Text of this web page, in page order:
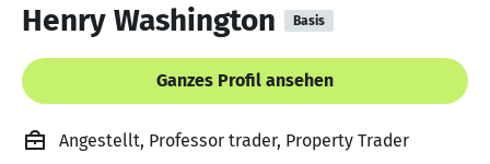
Henry Washington Basis
Ganzes Profil ansehen
Angestellt, Professor trader, Property Trader